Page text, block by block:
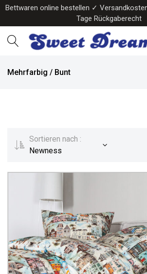
Bettwaren online bestellen ✓
Tage Rückgaberecht
Mehrfarbig / Bunt
Sortieren nach :
Newness